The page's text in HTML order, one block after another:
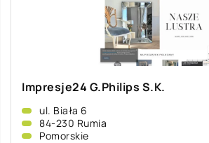
Impresje24 G.Philips S.K.
ul. Biała 6
84-230 Rumia
Pomorskie